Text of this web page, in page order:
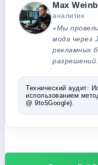
Max
аналитик
«Мы
мода через
рекламных
Технический аудит:
использованием
@ 9to5Google).